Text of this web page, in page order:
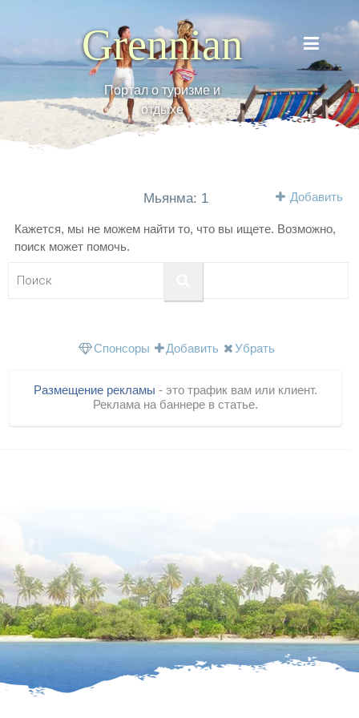
Grennian
Портал о туризме и
отдыхе
Мьянма: 1 Добавить
Кажется, мы не можем найти то, что вы ищете. Возможно,
поиск может помочь.
Спонсоры Добавить Убрать
Размещение рекламы - это трафик вам или клиент.
Реклама на баннере в статье.